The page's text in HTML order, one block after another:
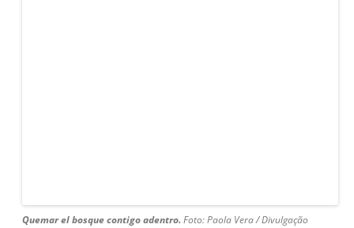
Quemar el bosque contigo adentro. Foto: Paola Vera / Divulgação